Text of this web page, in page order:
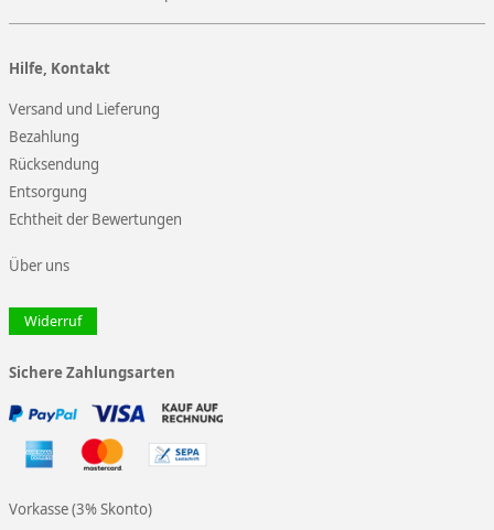
Hilfe, Kontakt
Versand und Lieferung
Bezahlung
Rücksendung
Entsorgung
Echtheit der Bewertungen
Über uns
Widerruf
Sichere Zahlungsarten
Vorkasse (3% Skonto)